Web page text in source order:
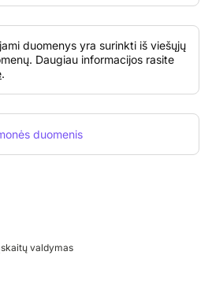
duomenys yra surinkti iš viešųjų
Daugiau informacijos rasite
.
duomenis
valdymas